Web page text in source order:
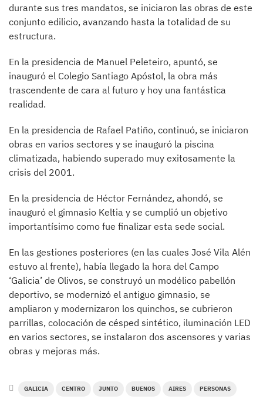
durante sus tres mandatos, se iniciaron las obras de este
conjunto edilicio, avanzando hasta la totalidad de su
estructura.
En la presidencia de Manuel Peleteiro, apuntó, se
inauguró el Colegio Santiago Apóstol, la obra más
trascendente de cara al futuro y hoy una fantástica
realidad.
En la presidencia de Rafael Patiño, continuó, se iniciaron
obras en varios sectores y se inauguró la piscina
climatizada, habiendo superado muy exitosamente la
crisis del 2001.
En la presidencia de Héctor Fernández, ahondó, se
inauguró el gimnasio Keltia y se cumplió un objetivo
importantísimo como fue finalizar esta sede social.
En las gestiones posteriores (en las cuales José Vila Alén
estuvo al frente), había llegado la hora del Campo
‘Galicia’ de Olivos, se construyó un modélico pabellón
deportivo, se modernizó el antiguo gimnasio, se
ampliaron y modernizaron los quinchos, se cubrieron
parrillas, colocación de césped sintético, iluminación LED
en varios sectores, se instalaron dos ascensores y varias
obras y mejoras más.
GALICIA CENTRO JUNTO BUENOS AIRES PERSONAS